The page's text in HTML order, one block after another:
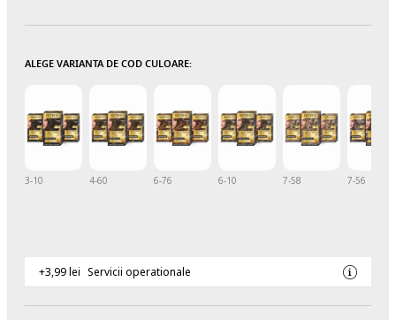
ALEGE VARIANTA DE COD CULOARE:
3-10 4-60 6-76 6-10 7-58 7-56
+3,99 lei Servicii operationale